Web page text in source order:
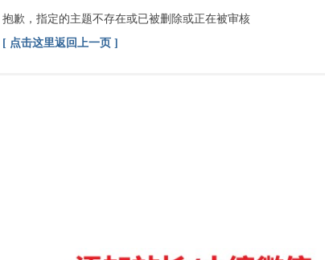
索
抱歉，指定的主题不存在或已被删除或正在被审核
[ 点击这里返回上一页 ]